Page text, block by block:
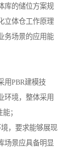
库的储位方案规
立体仓工作原理
务场景的应用能
用PBR建模技
环境，整体采用
；
，要求能够展现
场景应具备明显